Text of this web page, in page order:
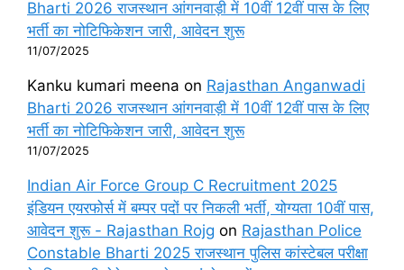
Bharti 2026 राजस्थान आंगनवाड़ी में 10वीं 12वीं पास के लिए
भर्ती का नोटिफिकेशन जारी, आवेदन शुरू
11/07/2025
Kanku kumari meena on Rajasthan Anganwadi
Bharti 2026 राजस्थान आंगनवाड़ी में 10वीं 12वीं पास के लिए
भर्ती का नोटिफिकेशन जारी, आवेदन शुरू
11/07/2025
Indian Air Force Group C Recruitment 2025
इंडियन एयरफोर्स में बम्पर पदों पर निकली भर्ती, योग्यता 10वीं पास,
आवेदन शुरू - Rajasthan Rojg on Rajasthan Police
Constable Bharti 2025 राजस्थान पुलिस कांस्टेबल परीक्षा